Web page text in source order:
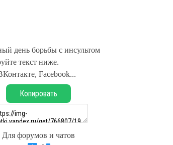
день борьбы с инсультом
текст ниже.
Facebook...
Копировать
Для форумов и чатов